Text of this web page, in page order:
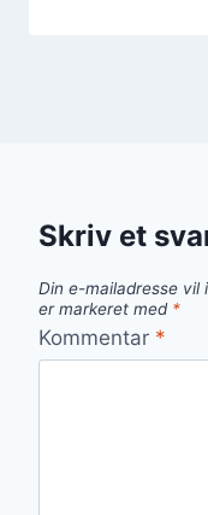
Skriv et
Din e-mailadresse vil
er markeret med *
Kommentar *